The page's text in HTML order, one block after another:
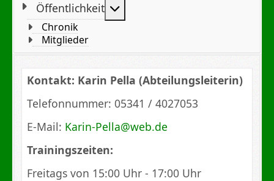
Öffentlichkeit
Chronik
Mitglieder
Kontakt: Karin Pella (Abteilungsleiterin)
Telefonnummer: 05341 / 4027053
E-Mail: Karin-Pella@web.de
Trainingszeiten:
Freitags von 15:00 Uhr - 17:00 Uhr